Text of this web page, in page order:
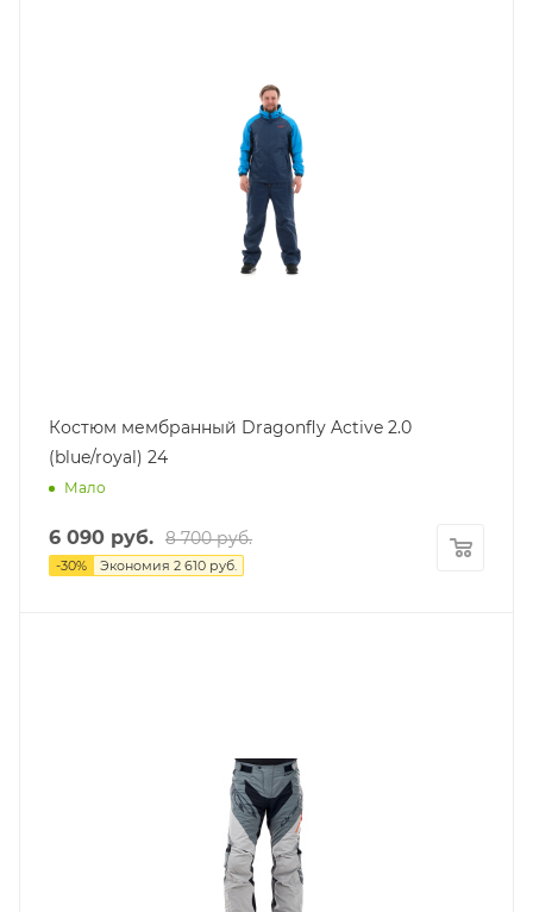
Костюм мембранный Dragonfly Active 2.0
(blue/royal) 24
Мало
6 090 руб. 8 700руб.
-30% Экономия 2 610 руб.